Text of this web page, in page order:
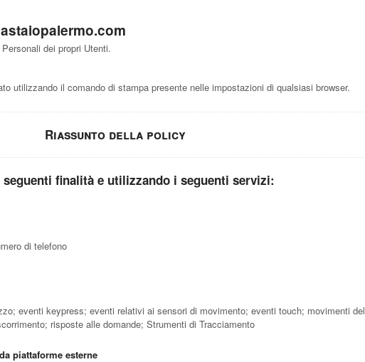
dei propri Utenti.
utilizzando il comando di stampa presente nelle impostazioni di qualsiasi browser.
Riassunto della policy
finalità e utilizzando i seguenti servizi:
di telefono
eventi keypress; eventi relativi ai sensori di movimento; eventi touch; movimenti del
risposte alle domande; Strumenti di Tracciamento
piattaforme esterne